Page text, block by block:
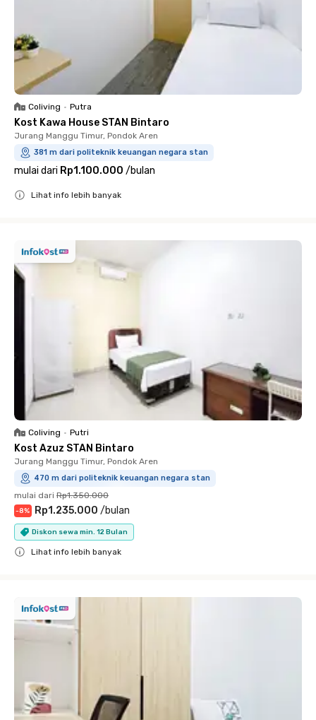
Coliving • Putra
Kost Kawa House STAN Bintaro
Jurang Manggu Timur, Pondok Aren
381 m dari politeknik keuangan negara stan
mulai dari Rp1.100.000 /bulan
Lihat info lebih banyak
Coliving • Putri
Kost Azuz STAN Bintaro
Jurang Manggu Timur, Pondok Aren
470 m dari politeknik keuangan negara stan
mulai dari Rp1.350.000
-8% Rp1.235.000 /bulan
Diskon sewa min. 12 Bulan
Lihat info lebih banyak